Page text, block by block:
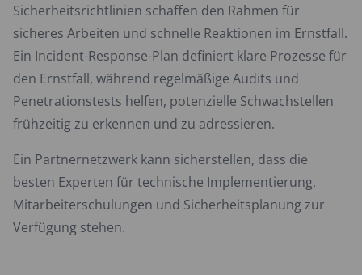
Sicherheitsrichtlinien schaffen den Rahmen für
sicheres Arbeiten und schnelle Reaktionen im Ernstfall.
Ein Incident-Response-Plan definiert klare Prozesse für
den Ernstfall, während regelmäßige Audits und
Penetrationstests helfen, potenzielle Schwachstellen
frühzeitig zu erkennen und zu adressieren.
Ein Partnernetzwerk kann sicherstellen, dass die
besten Experten für technische Implementierung,
Mitarbeiterschulungen und Sicherheitsplanung zur
Verfügung stehen.